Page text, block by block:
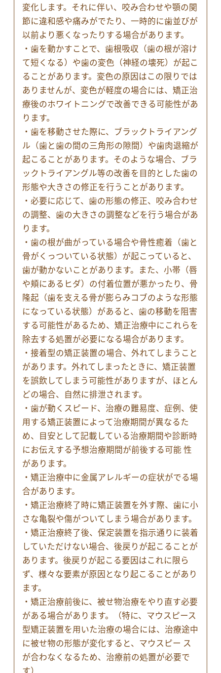
変化します。それに伴い、咬み合わせや顎の関
節に違和感や痛みがでたり、一時的に歯並びが
以前より悪くなったりする場合があります。
・歯を動かすことで、歯根吸収（歯の根が溶け
て短くなる）や歯の変色（神経の壊死）が起こ
ることがあります。変色の原因はこの限りでは
ありませんが、変色が軽度の場合には、矯正治
療後のホワイトニングで改善できる可能性があ
ります。
・歯を移動させた際に、ブラックトライアング
ル（歯と歯の間の三角形の隙間）や歯肉退縮が
起こることがあります。そのような場合、ブラ
ックトライアングル等の改善を目的とした歯の
形態や大きさの修正を行うことがあります。
・必要に応じて、歯の形態の修正、咬み合わせ
の調整、歯の大きさの調整などを行う場合があ
ります。
・歯の根が曲がっている場合や骨性癒着（歯と
骨がくっついている状態）が起こっていると、
歯が動かないことがあります。また、小帯（唇
や頬にあるヒダ）の付着位置が悪かったり、骨
隆起（歯を支える骨が膨らみコブのような形態
になっている状態）があると、歯の移動を阻害
する可能性があるため、矯正治療中にこれらを
除去する処置が必要になる場合があります。
・接着型の矯正装置の場合、外れてしまうこと
があります。外れてしまったときに、矯正装置
を誤飲してしまう可能性がありますが、ほとん
どの場合、自然に排泄されます。
・歯が動くスピード、治療の難易度、症例、使
用する矯正装置によって治療期間が異なるた
め、目安として記載している治療期間や診断時
にお伝えする予想治療期間が前後する可能 性
があります。
・矯正治療中に金属アレルギーの症状がでる場
合があります。
・矯正治療終了時に矯正装置を外す際、歯に小
さな亀裂や傷がついてしまう場合があります。
・矯正治療終了後、保定装置を指示通りに装着
していただけない場合、後戻りが起こることが
あります。後戻りが起こる要因はこれに限ら
ず、様々な要素が原因となり起こることがあり
ます。
・矯正治療前後に、被せ物治療をやり直す必要
がある場合があります。（特に、マウスピース
型矯正装置を用いた治療の場合には、治療途中
に被せ物の形態が変化すると、マウスピー ス
が合わなくなるため、治療前の処置が必要で
す）